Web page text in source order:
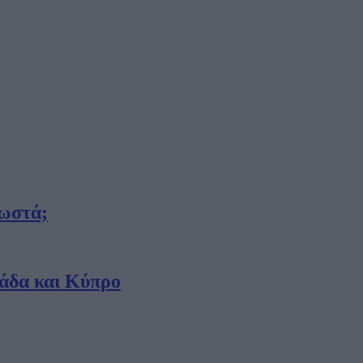
και Κύπρο